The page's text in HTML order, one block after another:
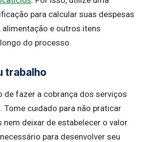
para calcular suas despesas
e outros itens
do processo.
trabalho
de fazer a cobrança dos serviços
Tome cuidado para não praticar
nem deixar de estabelecer o valor
para desenvolver seu